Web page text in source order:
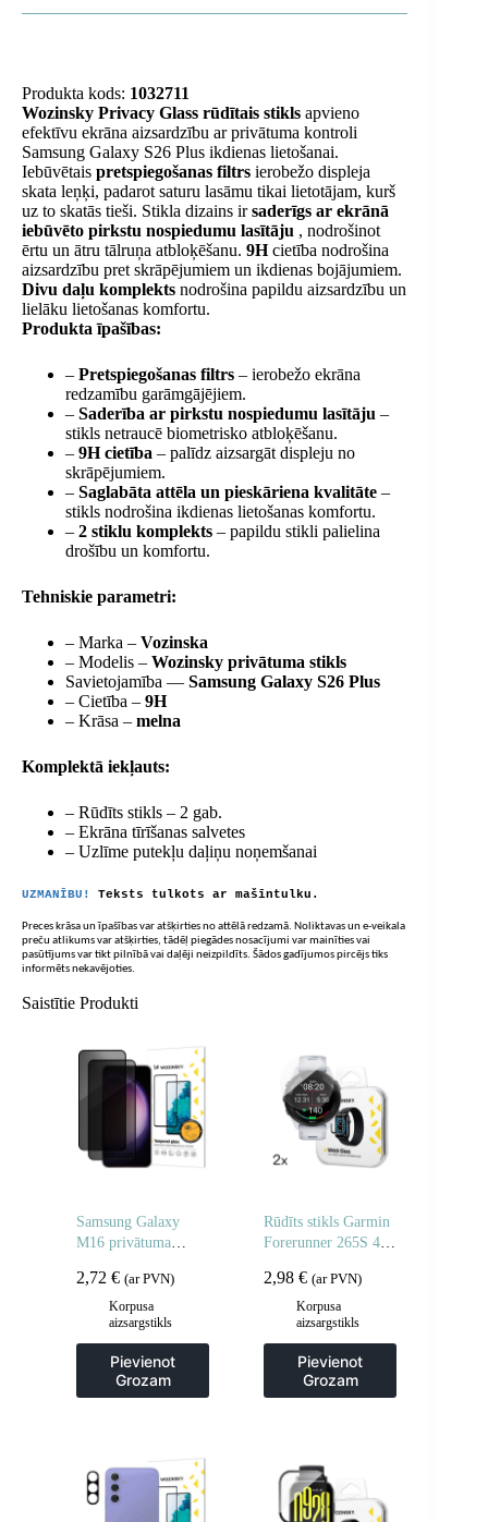
daudzums
Produkta kods: 1032711
Wozinsky Privacy Glass rūdītais stikls apvieno
efektīvu ekrāna aizsardzību ar privātuma kontroli
Samsung Galaxy S26 Plus ikdienas lietošanai.
Iebūvētais pretspiegošanas filtrs ierobežo displeja
skata leņķi, padarot saturu lasāmu tikai lietotājam, kurš
uz to skatās tieši. Stikla dizains irsaderīgs ar ekrānā
iebūvēto pirkstu nospiedumu lasītāju , nodrošinot
ērtu un ātru tālruņa atbloķēšanu. 9Hcietība nodrošina
aizsardzību pret skrāpējumiem un ikdienas bojājumiem.
Divu daļu komplekts nodrošina papildu aizsardzību un
lielāku lietošanas komfortu.
Produkta īpašības:
– Pretspiegošanas filtrs – ierobežo ekrāna
redzamību garāmgājējiem.
– Saderība ar pirkstu nospiedumu lasītāju –
stikls netraucē biometrisko atbloķēšanu.
– 9H cietība – palīdz aizsargāt displeju no
skrāpējumiem.
– Saglabāta attēla un pieskāriena kvalitāte –
stikls nodrošina ikdienas lietošanas komfortu.
– 2 stiklu komplekts – papildu stikli palielina
drošību un komfortu.
Tehniskie parametri:
– Marka – Vozinska
– Modelis – Wozinsky privātuma stikls
Savietojamība — Samsung Galaxy S26 Plus
– Cietība – 9H
– Krāsa – melna
Komplektā iekļauts:
– Rūdīts stikls – 2 gab.
– Ekrāna tīrīšanas salvetes
– Uzlīme putekļu daļiņu noņemšanai
UZMANĪBU! Teksts tulkots ar mašīntulku.
Preces krāsa un īpašības var atšķirties no attēlā redzamā. Noliktavas un e-veikala
preču atlikums var atšķirties, tādēļ piegādes nosacījumi var mainīties vai
pasūtījums var tikt pilnībā vai daļēji neizpildīts. Šādos gadījumos pircējs tiks
informēts nekavējoties.
Saistītie Produkti
Samsung Galaxy
M16 privātuma
2,72 € (ar PVN)
Korpusa
aizsargstikls
Pievienot
Grozam
Rūdīts stikls Garmin
Forerunner 265S 46
pulkstenim – 2 gab.
2,98€ (ar PVN)
Korpusa
aizsargstikls
Pievienot
Grozam